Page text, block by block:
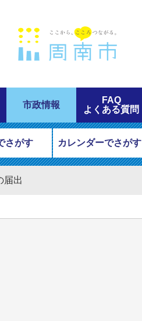
市政情報
FAQ
よくある質問
さがす カレンダーでさがす
届出